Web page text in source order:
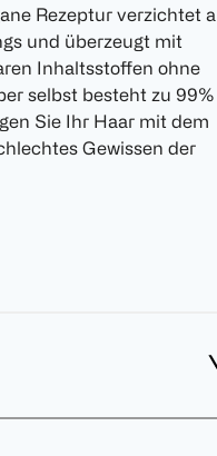
Rezeptur verzichtet
und überzeugt mit
Inhaltsstoffen ohne
selbst besteht zu 99%
Sie Ihr Haar mit dem
Gewissen der